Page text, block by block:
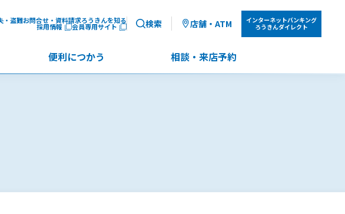
・盗難お問合せ・資料請求ろうきんを知る
採用情報 会員専用サイト 検索 店舗・ATM インターネットバンキング
ろうきんダイレクト
便利につかう 相談・来店予約